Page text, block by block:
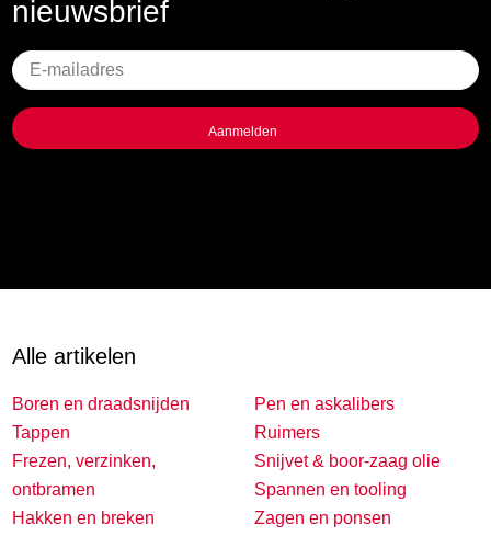
nieuwsbrief
Geen
titel
Alle artikelen
Boren en draadsnijden
Tappen
Frezen, verzinken,
ontbramen
Hakken en breken
Pen en askalibers
Ruimers
Snijvet & boor-zaag olie
Spannen en tooling
Zagen en ponsen